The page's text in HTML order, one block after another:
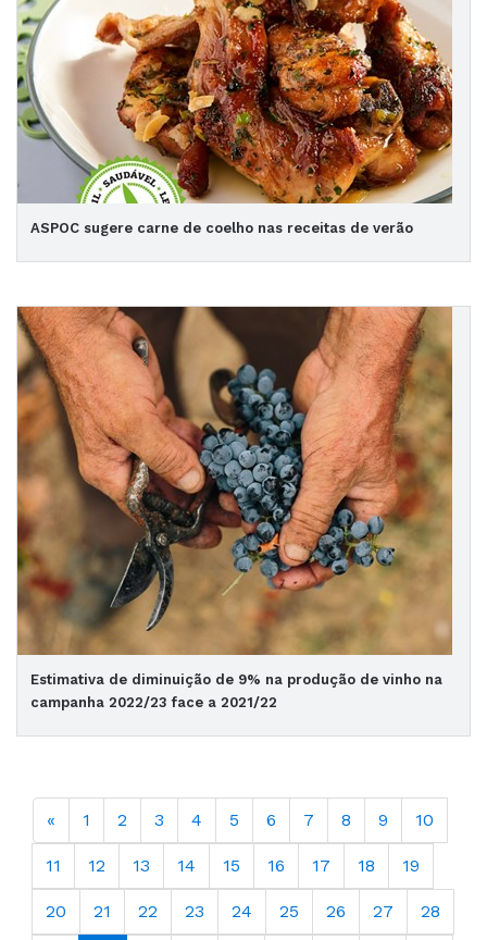
ASPOC sugere carne de coelho nas receitas de verão
Estimativa de diminuição de 9% na produção de vinho na
campanha 2022/23 face a 2021/22
« 1 2 3 4 5 6 7 8 9 10
11 12 13 14 15 16 17 18 19
20 21 22 23 24 25 26 27 28